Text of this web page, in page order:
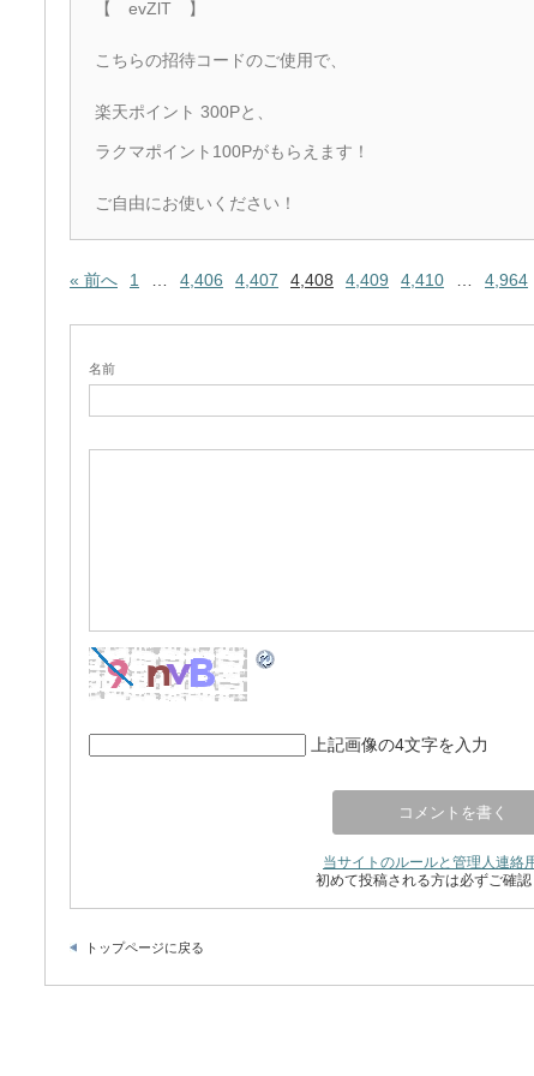
【 evZlT 】
こちらの招待コードのご使用で、
楽天ポイント 300Pと、
ラクマポイント100Pがもらえます！
ご自由にお使いください！
« 前へ 1 4,406 4,407 4,408 4,409 4,410 4,964
名前
上記画像の4文字を入力
当サイトのルールと管理人連絡
初めて投稿される方は必ずご確
トップページに戻る